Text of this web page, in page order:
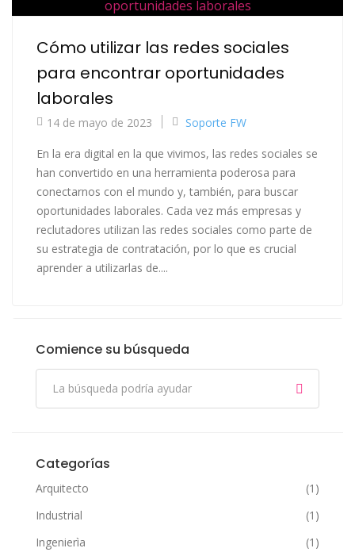
Cómo utilizar las redes sociales
para encontrar oportunidades
laborales
14 de mayo de 2023 Soporte FW
En la era digital en la que vivimos, las redes sociales se
han convertido en una herramienta poderosa para
conectarnos con el mundo y, también, para buscar
oportunidades laborales. Cada vez más empresas y
reclutadores utilizan las redes sociales como parte de
su estrategia de contratación, por lo que es crucial
aprender a utilizarlas de....
Comience su búsqueda
Categorías
Arquitecto
(1)
Industrial
(1)
Ingenierìa
(1)